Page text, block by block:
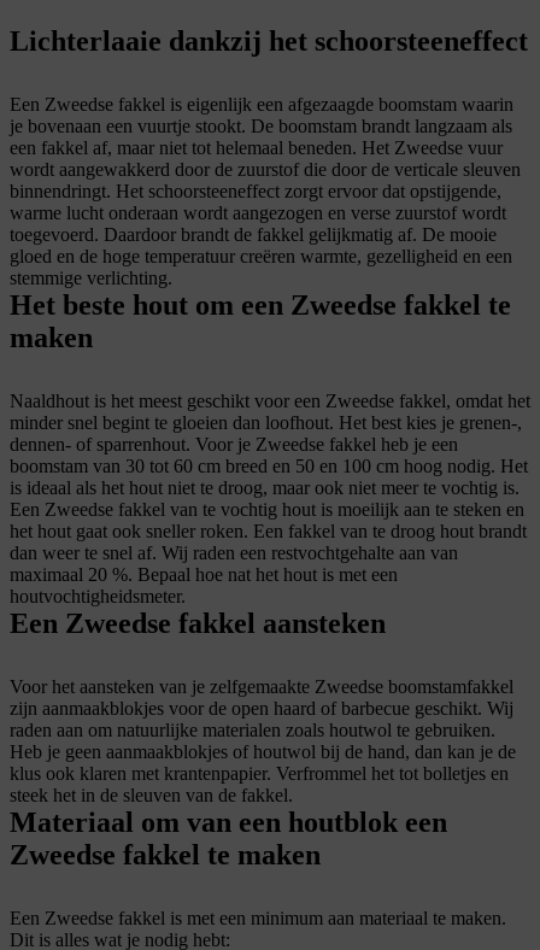
Lichterlaaie dankzij het schoorsteeneffect
Een Zweedse fakkel is eigenlijk een afgezaagde boomstam waarin
je bovenaan een vuurtje stookt. De boomstam brandt langzaam als
een fakkel af, maar niet tot helemaal beneden. Het Zweedse vuur
wordt aangewakkerd door de zuurstof die door de verticale sleuven
binnendringt. Het schoorsteeneffect zorgt ervoor dat opstijgende,
warme lucht onderaan wordt aangezogen en verse zuurstof wordt
toegevoerd. Daardoor brandt de fakkel gelijkmatig af. De mooie
gloed en de hoge temperatuur creëren warmte, gezelligheid en een
stemmige verlichting.
Het beste hout om een Zweedse fakkel te
maken
Naaldhout is het meest geschikt voor een Zweedse fakkel, omdat het
minder snel begint te gloeien dan loofhout. Het best kies je grenen-,
dennen- of sparrenhout. Voor je Zweedse fakkel heb je een
boomstam van 30 tot 60 cm breed en 50 en 100 cm hoog nodig. Het
is ideaal als het hout niet te droog, maar ook niet meer te vochtig is.
Een Zweedse fakkel van te vochtig hout is moeilijk aan te steken en
het hout gaat ook sneller roken. Een fakkel van te droog hout brandt
dan weer te snel af. Wij raden een restvochtgehalte aan van
maximaal 20 %. Bepaal hoe nat het hout is met een
houtvochtigheidsmeter.
Een Zweedse fakkel aansteken
Voor het aansteken van je zelfgemaakte Zweedse boomstamfakkel
zijn aanmaakblokjes voor de open haard of barbecue geschikt. Wij
raden aan om natuurlijke materialen zoals houtwol te gebruiken.
Heb je geen aanmaakblokjes of houtwol bij de hand, dan kan je de
klus ook klaren met krantenpapier. Verfrommel het tot bolletjes en
steek het in de sleuven van de fakkel.
Materiaal om van een houtblok een
Zweedse fakkel te maken
Een Zweedse fakkel is met een minimum aan materiaal te maken.
Dit is alles wat je nodig hebt: